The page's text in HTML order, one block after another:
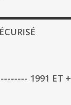
1991 ET +